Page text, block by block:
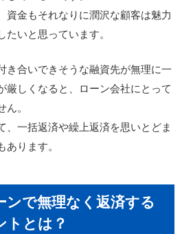
資金もそれなりに潤沢な顧客は魅力
いと思っています。
き合いできそうな融資先が無理に一
厳しくなると、ローン会社にとって
。
、一括返済や繰上返済を思いとどま
ります。
ンで無理なく返済する
トとは？